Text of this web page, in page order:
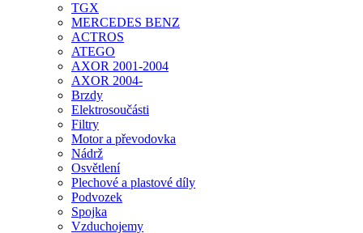
TGX
MERCEDES BENZ
ACTROS
ATEGO
AXOR 2001-2004
AXOR 2004-
Brzdy
Elektrosoučásti
Filtry
Motor a převodovka
Nádrž
Osvětlení
Plechové a plastové díly
Podvozek
Spojka
Vzduchojemy